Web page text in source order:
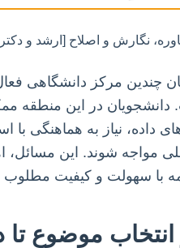
چندین مرکز دانشگاهی
در این منطقه
داده، نیاز به هماهنگی با
مواجه شوند. این مسائل،
با سهولت و کیفیت
انتخاب موضوع تا